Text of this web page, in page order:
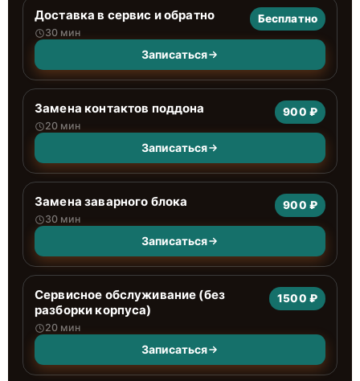
Доставка в сервис и обратно
30 мин
Бесплатно
Записаться
Замена контактов поддона
20 мин
900 ₽
Записаться
Замена заварного блока
30 мин
900 ₽
Записаться
Сервисное обслуживание (без
разборки корпуса)
20 мин
1500 ₽
Записаться